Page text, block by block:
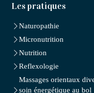
Les pratiques
Naturopathie
Micronutrition
Nutrition
Reflexologie
Massages orientaux
soin énergétique au bol